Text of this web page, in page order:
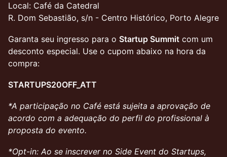
Local: Café da Catedral
R. Dom Sebastião, s/n - Centro Histórico, Porto Alegre
Garanta seu ingresso para o Startup Summit com um
desconto especial. Use o cupom abaixo na hora da
compra:
STARTUPS20OFF_ATT
*A participação no Café está sujeita a aprovação de
acordo com a adequação do perfil do profissional à
proposta do evento.
*Opt-in: Ao se inscrever no Side Event do Startups,